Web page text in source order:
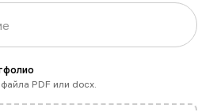
PDF или docx.